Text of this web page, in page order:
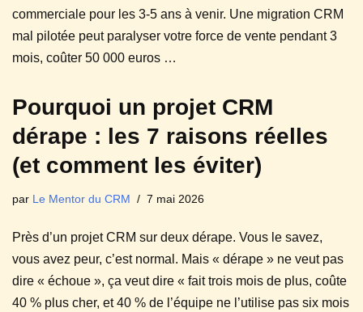
commerciale pour les 3-5 ans à venir. Une migration CRM
mal pilotée peut paralyser votre force de vente pendant 3
mois, coûter 50 000 euros …
Pourquoi un projet CRM
dérape : les 7 raisons réelles
(et comment les éviter)
par Le Mentor du CRM 7 mai 2026
Près d’un projet CRM sur deux dérape. Vous le savez,
vous avez peur, c’est normal. Mais « dérape » ne veut pas
dire « échoue », ça veut dire « fait trois mois de plus, coûte
40 % plus cher, et 40 % de l’équipe ne l’utilise pas six mois